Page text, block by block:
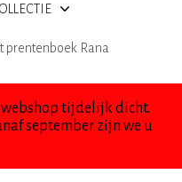
prentenboek Rana
webshop tijdelijk dicht.
september zijn we u